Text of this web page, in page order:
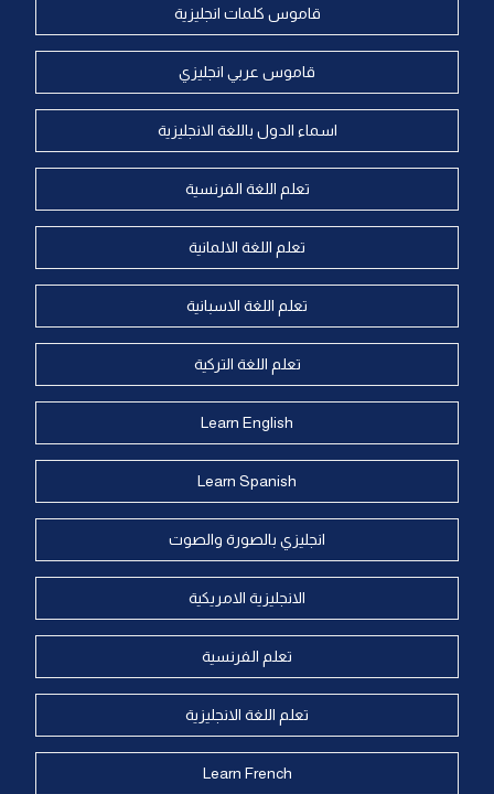
قاموس كلمات انجليزية
قاموس عربي انجليزي
اسماء الدول باللغة الانجليزية
تعلم اللغة الفرنسية
تعلم اللغة الالمانية
تعلم اللغة الاسبانية
تعلم اللغة التركية
Learn English
Learn Spanish
انجليزي بالصورة والصوت
الانجليزية الامريكية
تعلم الفرنسية
تعلم اللغة الانجليزية
Learn French